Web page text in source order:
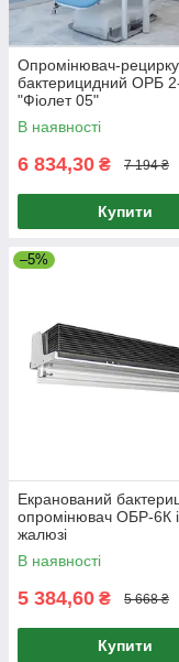
Опромінювач-
бактерицидний ОРБ
"Фіолет 05"
В наявності
6 834,30 ₴ 7 194 ₴
Купити
–5%
Екранований
опромінювач ОБР-6К
жалюзі
В наявності
5 384,60 ₴ 5 668 ₴
Купити